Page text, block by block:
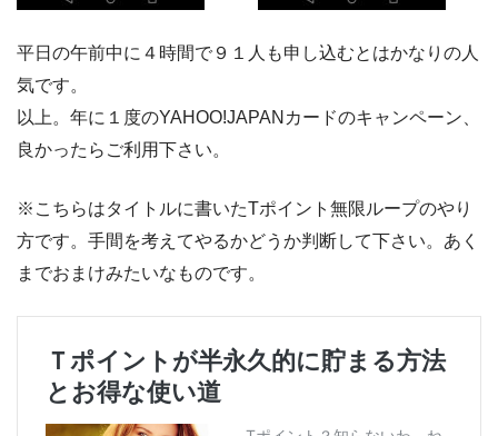
平日の午前中に４時間で９１人も申し込むとはかなりの人
気です。
以上。年に１度のYAHOO!JAPANカードのキャンペーン、
良かったらご利用下さい。
※こちらはタイトルに書いたTポイント無限ループのやり
方です。手間を考えてやるかどうか判断して下さい。あく
までおまけみたいなものです。